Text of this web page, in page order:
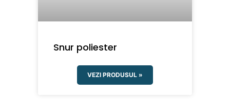
Snur poliester
VEZI PRODUSUL »